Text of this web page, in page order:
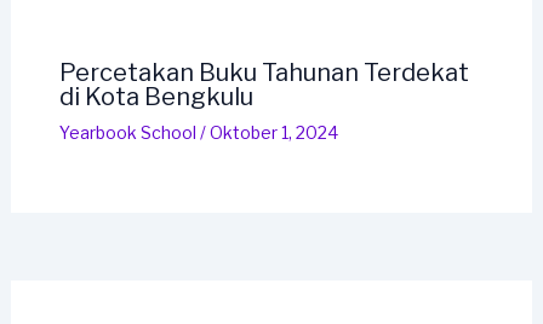
Percetakan Buku Tahunan Terdekat
di Kota Bengkulu
Yearbook School /Oktober 1, 2024